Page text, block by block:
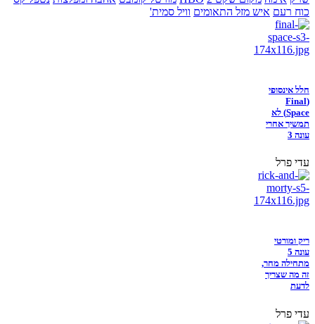
כוח רעם איש מזל התאומים וויל סמית'
חלל אינסופי
(Final
Space) לא
תמשיך אחרי
עונה 3
עדי פרל
ריק ומורטי
עונה 5
מתחילה מחר,
זה מה שצריך
לדעת
עדי פרל